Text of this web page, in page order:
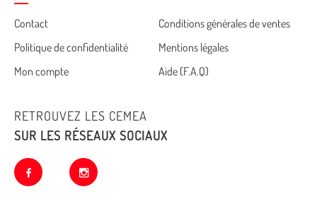
Cemea
footer
Contact
Conditions générales de ventes
Politique de confidentialité
Mentions légales
Mon compte
Aide (F.A.Q)
RETROUVEZ LES CEMEA
SUR LES RÉSEAUX SOCIAUX
facebook instagram